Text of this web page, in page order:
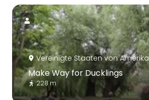
Vereinigte Staaten von Amerika
Make Way for Ducklings
228 m